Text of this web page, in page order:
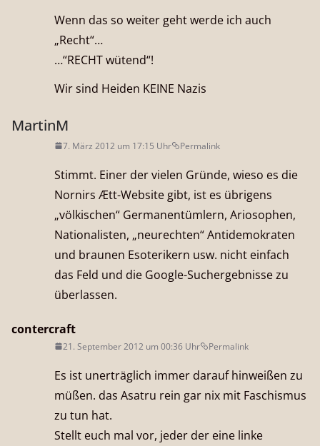
Wenn das so weiter geht werde ich auch
„Recht“…
…“RECHT wütend“!
Wir sind Heiden KEINE Nazis
MartinM
7. März 2012 um 17:15 Uhr Permalink
Stimmt. Einer der vielen Gründe, wieso es die
Nornirs Ætt-Website gibt, ist es übrigens
„völkischen“ Germanentümlern, Ariosophen,
Nationalisten, „neurechten“ Antidemokraten
und braunen Esoterikern usw. nicht einfach
das Feld und die Google-Suchergebnisse zu
überlassen.
contercraft
21. September 2012 um 00:36 Uhr Permalink
Es ist unerträglich immer darauf hinweißen zu
müßen. das Asatru rein gar nix mit Faschismus
zu tun hat.
Stellt euch mal vor, jeder der eine linke